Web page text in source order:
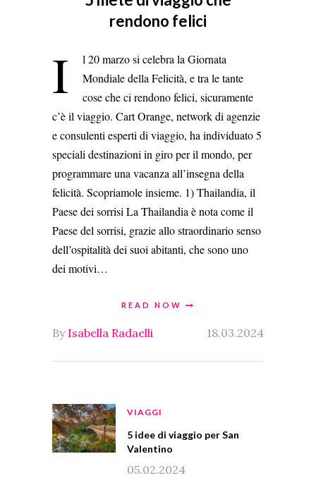
rendono felici
I
l 20 marzo si celebra la Giornata
Mondiale della Felicità, e tra le tante
cose che ci rendono felici, sicuramente
c’è il viaggio. Cart Orange, network di agenzie
e consulenti esperti di viaggio, ha individuato 5
speciali destinazioni in giro per il mondo, per
programmare una vacanza all’insegna della
felicità. Scopriamole insieme. 1) Thailandia, il
Paese dei sorrisi La Thailandia è nota come il
Paese del sorrisi, grazie allo straordinario senso
dell’ospitalità dei suoi abitanti, che sono uno
dei motivi…
READ NOW
By Isabella Radaelli 18.03.2024
VIAGGI
5 idee di viaggio per San
Valentino
05.02.2024